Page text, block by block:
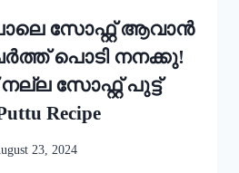
സോഫ്റ്റ് ആവാൻ
പൊടി നനക്കു!
സോഫ്റ്റ് പുട്ട്
Recipe
23, 2024